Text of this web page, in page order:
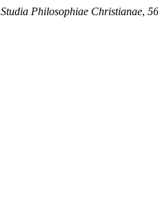
Studia Philosophiae Christianae, 56